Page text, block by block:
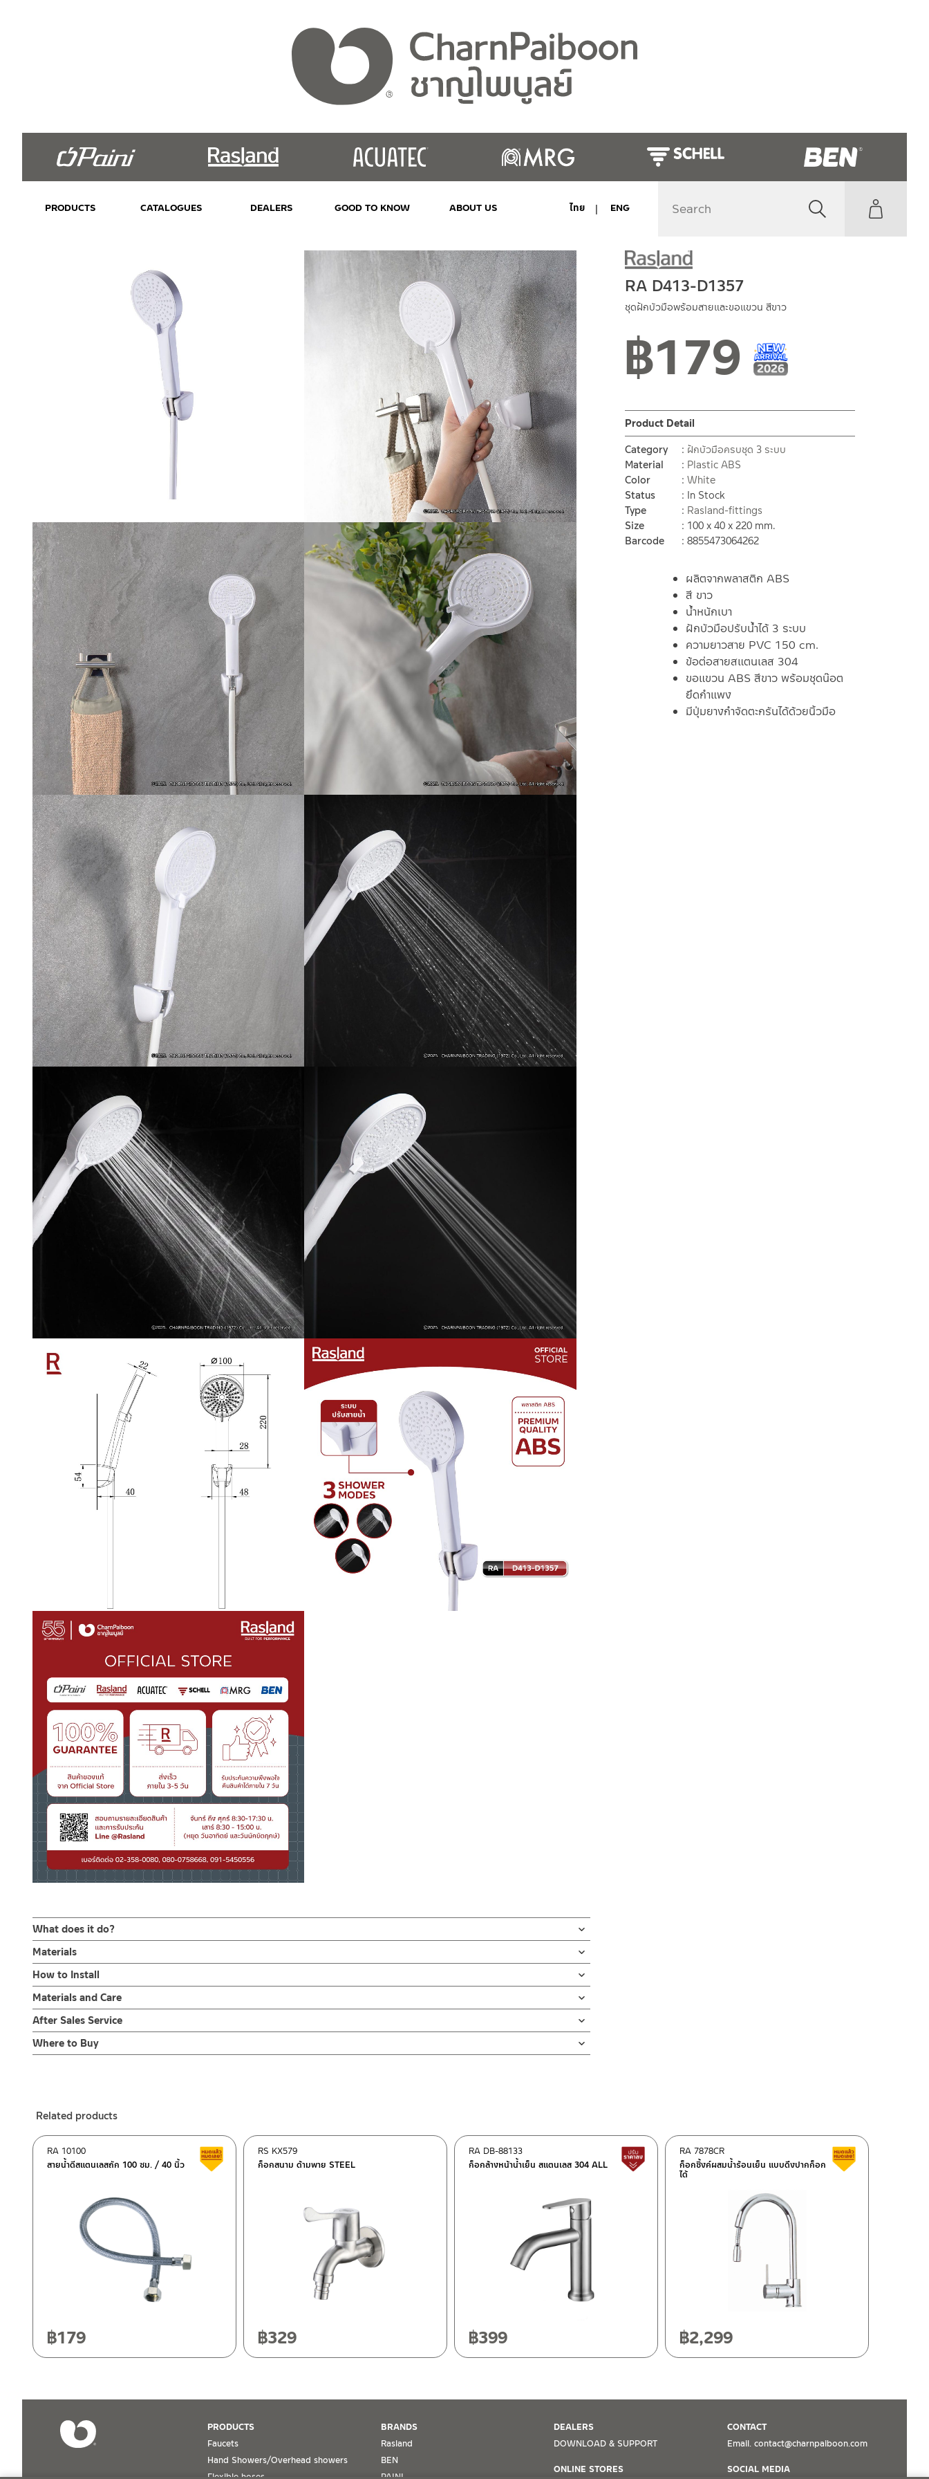
PRODUCTS CATALOGUES DEALERS GOOD TO KNOW ABOUT US ไทย ENG
RA D413-D1357
ชุดฝักบัวมือพร้อมสายและขอแขวน สีขาว
฿179
ผลิตจากพลาสติก ABS
สี ขาว
น้ำหนักเบา
ฝักบัวมือปรับน้ำได้ 3 ระบบ
ความยาวสาย PVC 150 cm.
ข้อต่อสายสแตนเลส 304
ขอแขวน ABS สีขาว พร้อมชุดน๊อต
ยึดกำแพง
มีปุ่มยางกำจัดตะกรันได้ด้วยนิ้วมือ
Product Detail
Category
ฝักบัวมือครบชุด 3 ระบบ
Material
Plastic ABS
Color
White
Status
In Stock
Type
Rasland-fittings
Size
100 x 40 x 220 mm.
Barcode
8855473064262
What does it do?
ชุดฝักบัวมือพร้อมสายและขอแขวน สีขาว RA D413-D1357
ฝักบัวมือถือผลิตจากพลาสติก ABS สี ขาว มีน้ำหนักเบา ใช้งานคล่องตัว สามารถปรับน้ำที่ฝักบัวมือด้วยการปัดหน้าฝักบัว
ปรับน้ำได้ 3 ระบบ มาพร้อมสาย PVC สีขาว ความยาว 150 cm. ข้อต่อสายสแตนเลส 304 ขนาดมาตราฐาน
ขอแขวนสำหรับติดตั้งบนกำแพงห้องน้ำ วัสดุ ABS สีขาว พร้อมชุดน๊อตยึดกำแพง หน้าฝักบัวเป็นปุ่มยาง
วิธีกำจัดตะกรันถูด้วยนิ้วมือขณะเปิดน้ำ
Materials
ฝักบัวผลิตจากพลาสติก ABS
สายฝักบัว PVC สีขาว
ขอแขวน ABS
How to Install
ข้อแนะนำในการติดตั้ง
สำหรับการติดตั้งใหม่ ให้ไล่ฝุ่น เศษทราย เศษท่อ ออกจากท่อน้ำก่อนติดตั้งสินค้า โดยปล่อยน้ำให้ไหลออกจากท่อนาน 1 นาที
เพื่อให้แรงน้ำพัดพาเศษละอองต่างๆ ออกจากท่อน้ำ มิเช่นนั้นสิ่งสกปรกจะเข้าไปภายในสินค้าและสร้างความเสียหายได้
หากตรวจพบเศษละอองต่างๆในสินค้า จะไม่อยู่ในเงื่อนไขการรับประกัน
Materials and Care
คำแนะนำในการดูแลรักษาผลิตภัณฑ์
1. ไม่ทำสินค้าให้เกิดความเสียหายอื่น ๆ นอกจากการใช้งานปกติ เช่นไม่ทำตก ไม่งัดหรือโยกสินค้าแรงๆ
2. ทำความสะอาดสินค้าโดยการใช้ผ้านุ่มๆชุบน้ำหมาดๆแล้วเช็ดให้แห้ง
3. ห้ามใช้สารเคมีที่มีฤทธิ์เป็นกรด ในการทำความสะอาด เนื่องจากผิวของสินค้าจะเสียหายได้
After Sales Service
Online Platform
– Email: contact@charnpaiboon.com
After Sales Service Center – Bangkok
662/61-62 Rama 3 Road, Bangpongpang, Yannawa, Bangkok 10120
Tel: 02-358-0080 / 080-075-8668 / 091-545-0556
After Sales Service Center
Tel: 080-075-2626
Saturday 8:30-15:00 hrs.
Where to Buy
–Lazada
– ซื้อสินค้าชิ้นนี้บน Shopee Click Here<<
ซื้อสินค้าชิ้นนี้บน Lazada>>Click Here<<
Tel: 02-285-5795
@charnpaiboon.sales
ติดต่อ ชาญไพบูลย์ / Contact Us
Related products
สายน้ำดีสแตนเลสถัก 100 ซม. / 40 นิ้ว
RA 10100 Clearance sale
฿179
ก็อกสนาม ด้ามพาย STEEL
RS KX579
฿329
ก็อกล้างหน้าน้ำเย็น สแตนเลส 304 ALL
RA DB-88133 Lower price tag
฿399
ก็อกซิ้งค์ผสมน้ำร้อนเย็น แบบดึงปากก็อก
ได้
RA 7878CR Clearance sale
฿2,299
PRODUCTS
Faucets
Hand Showers/Overhead showers
BRANDS
Rasland
BEN
DEALERS
DOWNLOAD & SUPPORT
ONLINE STORES
CONTACT
Email. contact@charnpaiboon.com
SOCIAL MEDIA